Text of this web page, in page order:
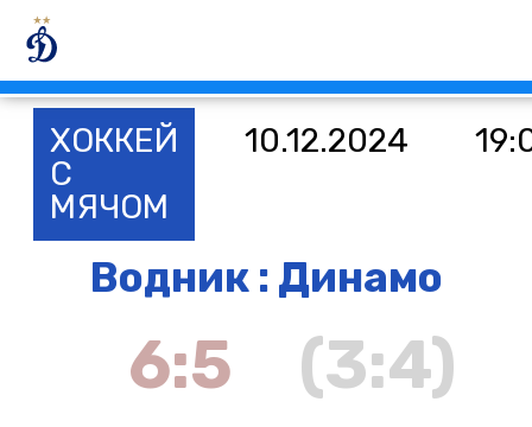
ХОККЕЙ
С
МЯЧОМ
10.12.2024
Водник : Динамо
6:5 (3:4)